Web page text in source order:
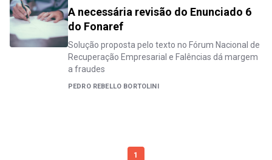
A necessária revisão do Enunciado 6
do Fonaref
Solução proposta pelo texto no Fórum Nacional de
Recuperação Empresarial e Falências dá margem
a fraudes
PEDRO REBELLO BORTOLINI
1